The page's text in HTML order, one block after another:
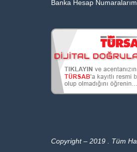
Banka Hesap
Copyright – 2019 . Tüm